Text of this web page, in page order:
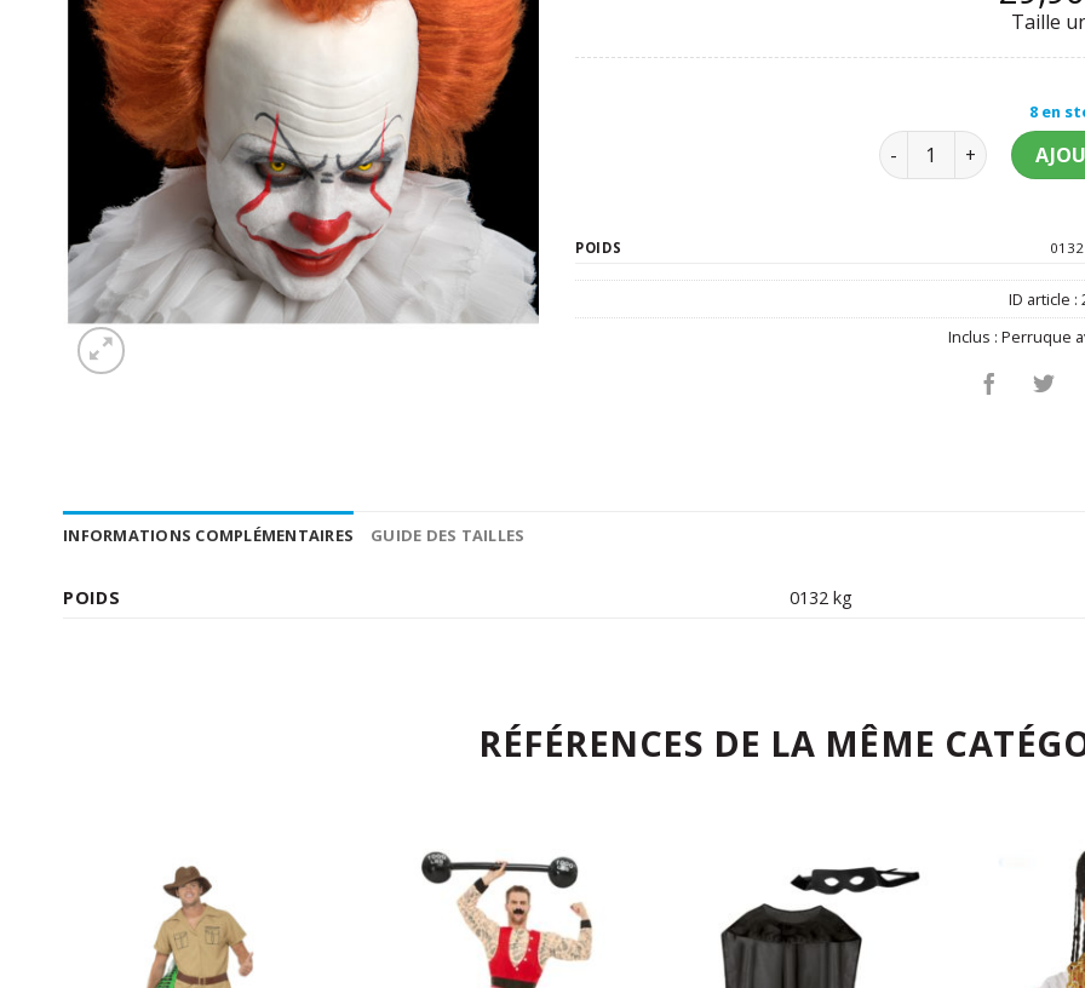
Taille
8 en
quantité de Perruque
POIDS
ID article :
Inclus :Perruque
INFORMATIONS COMPLÉMENTAIRES GUIDE DES TAILLES
POIDS 0132 kg
RÉFÉRENCES DE LA MÊME